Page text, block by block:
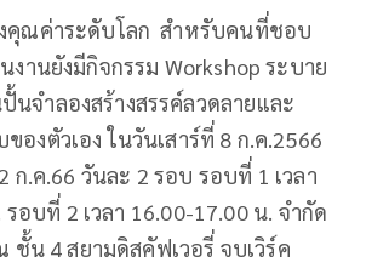
คุณค่าระดับโลก สำหรับคนที่ชอบ
งานยังมีกิจกรรม Workshop ระบาย
นจำลองสร้างสรรค์ลวดลายและ
งตัวเอง ในวันเสาร์ที่ 8 ก.ค.2566
ก.ค.66 วันละ 2 รอบ รอบที่ 1 เวลา
อบที่ 2 เวลา 16.00-17.00 น. จำกัด
ชั้น 4 สยามดิสคัฟเวอรี่ จบเวิร์ค